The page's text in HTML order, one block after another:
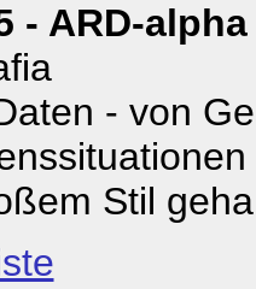
- ARD-
- von
Stil